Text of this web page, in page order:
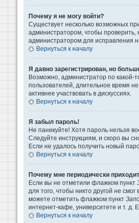
Почему я не могу войти?
Существует несколько возможных
администратором, чтобы
администратором для исправления
Вернуться к началу
Я давно зарегистрирован, но
Возможно, администратор по какой-
пользователей, длительное время
активнее участвовать в дискуссиях.
Вернуться к началу
Я забыл пароль!
Не паникуйте! Хотя пароль нельзя
Следуйте инструкциям, и скоро вы
Если не удалось получить новый
Вернуться к началу
Почему мне периодически
Если вы не отметили флажком пункт
для того, чтобы никто другой не
можете отметить флажком пункт
интернет-кафе, университете и т. д.
Вернуться к началу